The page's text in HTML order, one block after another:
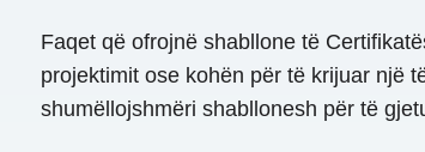
Faqet që ofrojnë shabllone të
projektimit ose kohën për të krijuar një
shumëllojshmëri shabllonesh për të